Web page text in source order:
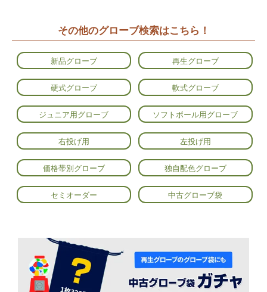
その他のグローブ検索はこちら！
新品グローブ 再生グローブ
硬式グローブ 軟式グローブ
ジュニア用グローブ ソフトボール用グローブ
右投げ用 左投げ用
価格帯別グローブ 独自配色グローブ
セミオーダー 中古グローブ袋